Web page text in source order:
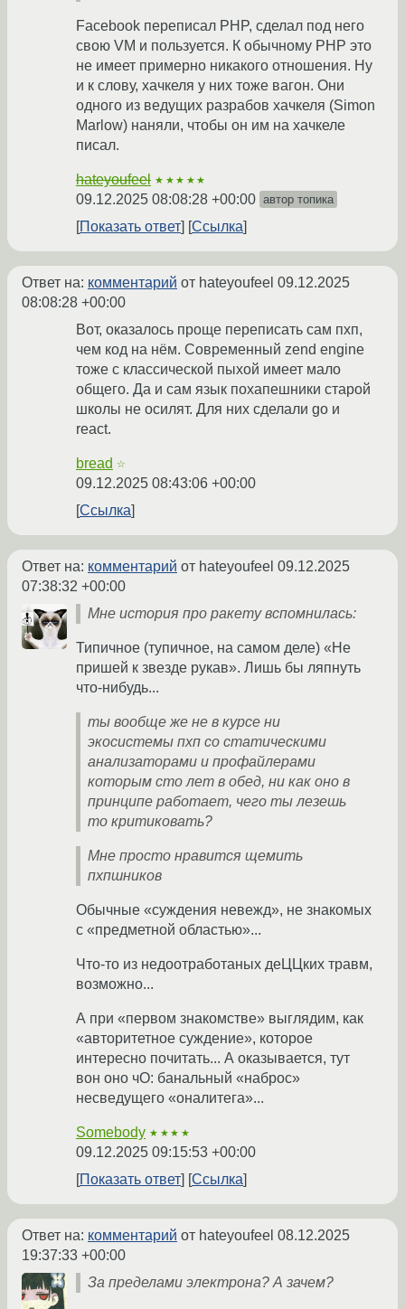
Facebook переписал PHP, сделал под него
свою VM и пользуется. К обычному PHP это
не имеет примерно никакого отношения. Ну
и к слову, хачкеля у них тоже вагон. Они
одного из ведущих разрабов хачкеля (Simon
Marlow) наняли, чтобы он им на хачкеле
писал.
hateyoufeel ★★★★★
09.12.2025 08:08:28 +00:00 автор топика
Показать ответ Ссылка
Ответ на: комментарий от hateyoufeel 09.12.2025
08:08:28 +00:00
Вот, оказалось проще переписать сам пхп,
чем код на нём. Современный zend engine
тоже с классической пыхой имеет мало
общего. Да и сам язык похапешники старой
школы не осилят. Для них сделали go и
react.
bread ☆
09.12.2025 08:43:06 +00:00
Ссылка
Ответ на: комментарий от hateyoufeel 09.12.2025
07:38:32 +00:00
Мне история про ракету вспомнилась:
Типичное (тупичное, на самом деле) «Не
пришей к звезде рукав». Лишь бы ляпнуть
что-нибудь...
ты вообще же не в курсе ни
экосистемы пхп со статическими
анализаторами и профайлерами
которым сто лет в обед, ни как оно в
принципе работает, чего ты лезешь
то критиковать?
Мне просто нравится щемить
пхпшников
Обычные «суждения невежд», не знакомых
с «предметной областью»...
Что-то из недоотработаных деЦЦких травм,
возможно...
А при «первом знакомстве» выглядим, как
«авторитетное суждение», которое
интересно почитать... А оказывается, тут
вон оно чО: банальный «наброс»
несведущего «оналитега»...
Somebody ★★★★
09.12.2025 09:15:53 +00:00
Показать ответ
Ссылка
Ответ на: комментарий от hateyoufeel 08.12.2025
19:37:33 +00:00
За пределами электрона? А зачем?